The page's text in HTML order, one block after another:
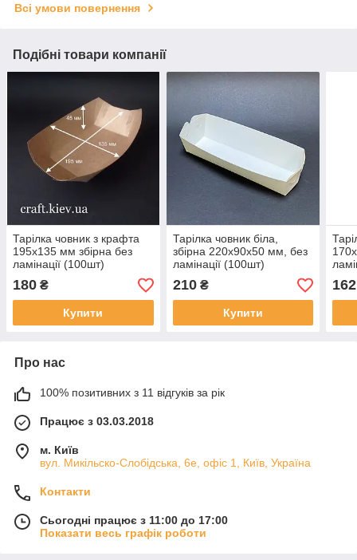
Всі умови повернення
Подібні товари компанії
Тарілка човник з крафта
195х135 мм збірна без
ламінації (100шт)
180 ₴
Купити
Тарілка човник біла,
збірна 220х90х50 мм, без
ламінації (100шт)
210₴
Купити
162
Про нас
100% позитивних з 11 відгуків за рік
Працює з 03.03.2018
м. Київ
вул. Микільско-Слобідська, 6е, офіс 1, Київ, Україна
Контакти
Сьогодні працює з 11:00 до 17:00
Показати весь графік роботи